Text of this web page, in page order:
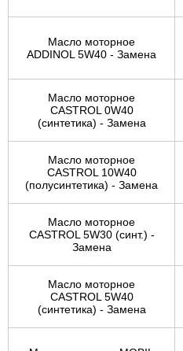
Масло моторное
ADDINOL 5W40 - Замена
Масло моторное
CASTROL 0W40
(синтетика) - Замена
Масло моторное
CASTROL 10W40
(полусинтетика) - Замена
Масло моторное
CASTROL 5W30 (синт.) -
Замена
Масло моторное
CASTROL 5W40
(синтетика) - Замена